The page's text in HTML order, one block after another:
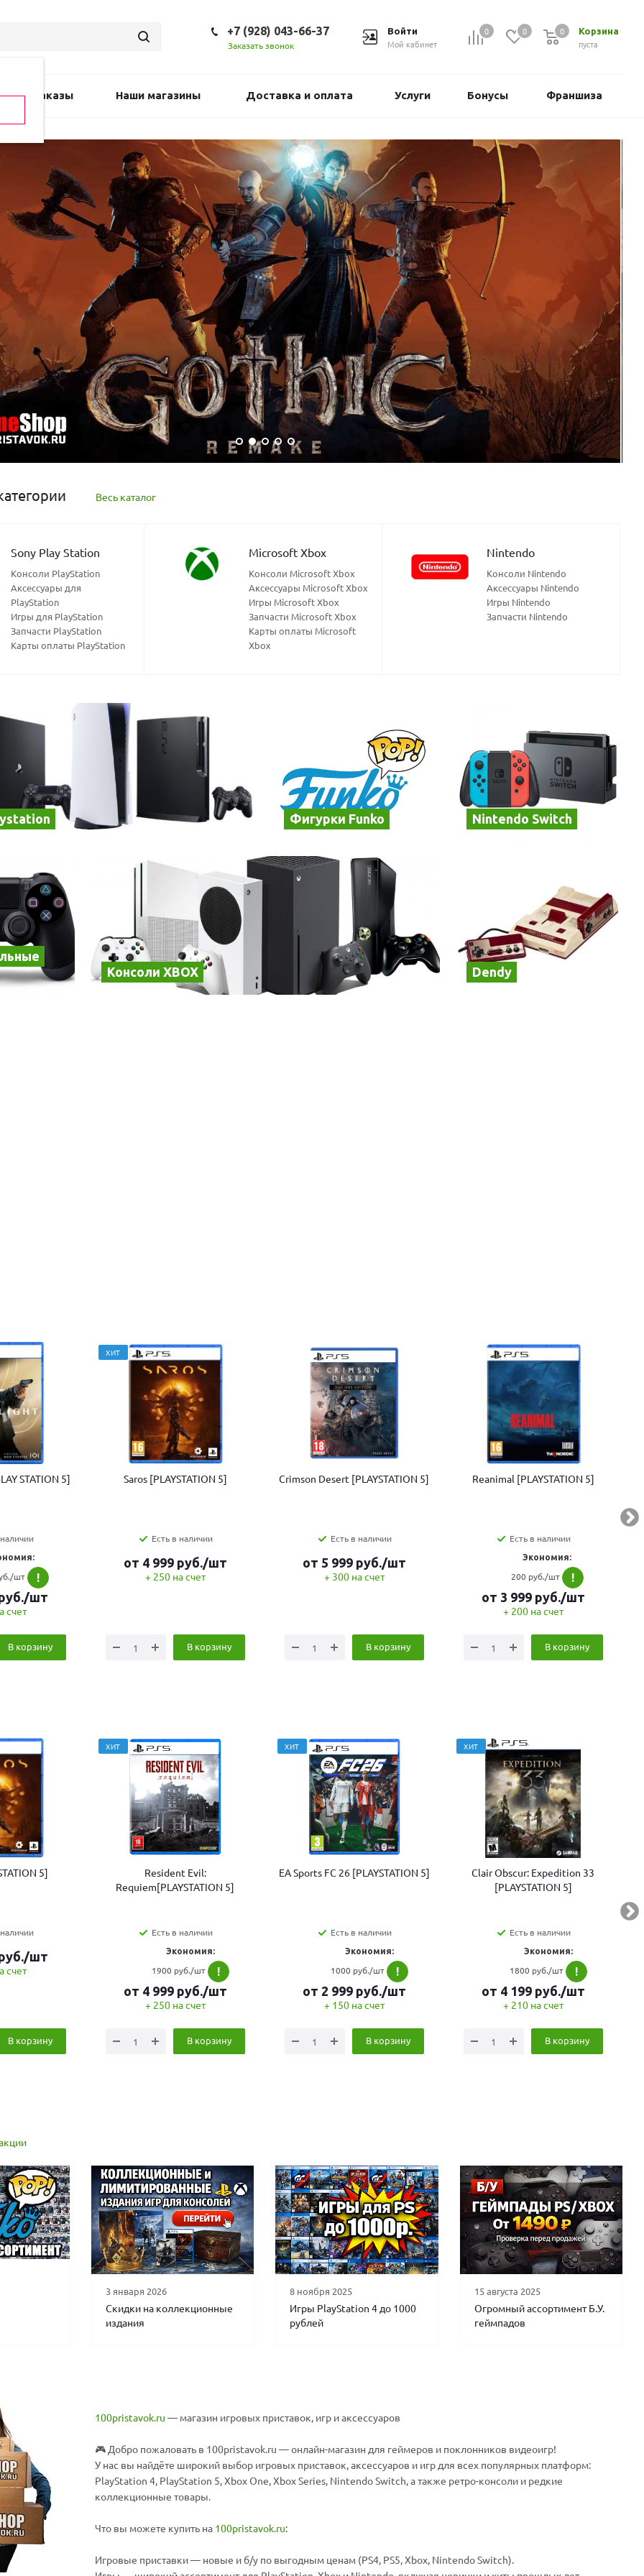
0 0 Корзина
пуста
0
Войти
Мой кабинет
+7 (928) 043-66-37
Заказать звонок
Предзаказы Наши магазины Доставка и оплата Услуги Бонусы Франшиза
Весь каталог
Sony Play Station
Консоли PlayStation
Аксессуары для
PlayStation
Игры для PlayStation
Запчасти PlayStation
Карты оплаты PlayStation
Microsoft Xbox
Консоли Microsoft Xbox
Аксессуары Microsoft Xbox
Игры Microsoft Xbox
Запчасти Microsoft Xbox
Карты оплаты Microsoft
Xbox
Nintendo
Консоли Nintendo
Аксессуары Nintendo
Игры Nintendo
Запчасти Nintendo
Фигурки Funko Nintendo Switch
Консоли XBOX Dendy
STATION 5]
шт !
/шт
счет
В корзину
ХИТ
Saros [PLAYSTATION 5]
Есть в наличии
от 4 999руб./шт
+ 250 на счет
В корзину
Crimson Desert [PLAYSTATION 5]
Есть в наличии
от 5 999руб./шт
+ 300 на счет
В корзину
Reanimal [PLAYSTATION 5]
Есть в наличии
Экономия:
200 руб./шт !
от 3 999руб./шт
+ 200 на счет
В корзину
5]
/шт
счет
В корзину
ХИТ
Resident Evil:
Requiem[PLAYSTATION 5]
Есть в наличии
Экономия:
1900 руб./шт !
от 4 999руб./шт
+ 250 на счет
В корзину
ХИТ
EA Sports FC 26 [PLAYSTATION 5]
Есть в наличии
Экономия:
1000 руб./шт !
от 2 999руб./шт
+ 150 на счет
В корзину
ХИТ
Clair Obscur: Expedition 33
[PLAYSTATION 5]
Есть в наличии
Экономия:
1800 руб./шт !
от 4 199руб./шт
+ 210 на счет
В корзину
3 января 2026
Скидки на коллекционные
издания
8 ноября 2025
Игры PlayStation 4 до 1000
рублей
15 августа 2025
Огромный ассортимент Б.У.
геймпадов
100pristavok.ru — магазин игровых приставок, игр и аксессуаров
🎮 Добро пожаловать в 100pristavok.ru — онлайн-магазин для геймеров и поклонников видеоигр!
У нас вы найдёте широкий выбор игровых приставок, аксессуаров и игр для всех популярных платформ:
PlayStation 4, PlayStation 5, Xbox One, Xbox Series, Nintendo Switch, а также ретро-консоли и редкие
коллекционные товары.
Что вы можете купить на 100pristavok.ru:
Игровые приставки — новые и б/у по выгодным ценам (PS4, PS5, Xbox, Nintendo Switch).